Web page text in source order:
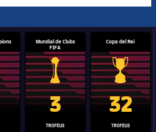
de la Lliga de Campions
Mundial de Clubs
FIFA
Trofeu del Mundial de Clubs
3
TROFEUS
Copa del Rei
Copa del
32
TROFEUS